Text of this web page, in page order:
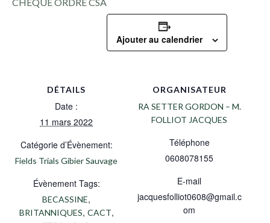
Ajouter au calendrier
DÉTAILS
Date :
11 mars 2022
Catégorie d’Évènement:
Fields Trials Gibier Sauvage
Évènement Tags:
BECASSINE,
BRITANNIQUES, CACT,
ORGANISATEUR
RA SETTER GORDON – M.
FOLLIOT JACQUES
Téléphone
0608078155
E-mail
jacquesfolliot0608@gmail.c
om